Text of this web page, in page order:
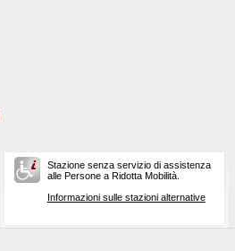
Stazione senza servizio di assistenza
alle Persone a Ridotta Mobilità.
Informazioni sulle stazioni alternative